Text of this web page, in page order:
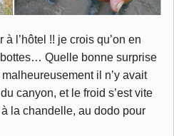
l’hôtel !! je crois qu’on en
Quelle bonne surprise
il n’y avait
canyon, et le froid s’est vite
la chandelle, au dodo pour